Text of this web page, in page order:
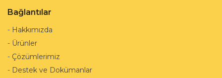
Bağlantılar
- Hakkımızda
- Ürünler
- Çözümlerimiz
- Destek ve Dokümanlar